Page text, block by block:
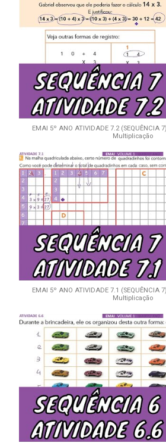
EMAI 5º ANO ATIVIDADE 7.2 (SEQUÊNCIA
Multiplicação
EMAI 5º ANO ATIVIDADE 7.1 (SEQUÊNCIA
Multiplicação